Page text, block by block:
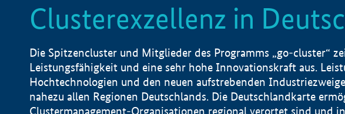
Clusterexzellenz in
Die Spitzencluster und Mitglieder des Programms „go-cluster“
Leistungsfähigkeit und eine sehr hohe Innovationskraft aus.
Hochtechnologien und den neuen aufstrebenden
nahezu allen Regionen Deutschlands. Die Deutschlandkarte
Clustermanagement-Organisationen regional verortet sind und